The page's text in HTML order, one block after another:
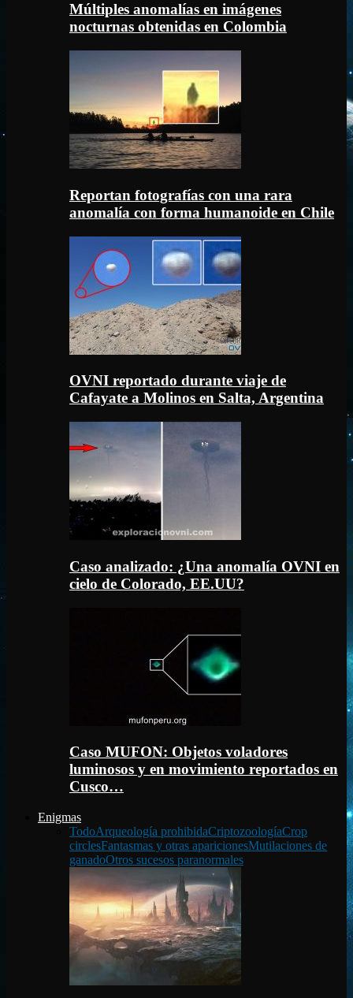
Múltiples anomalías en imágenes
nocturnas obtenidas en Colombia
Reportan fotografías con una rara
anomalía con forma humanoide en Chile
OVNI reportado durante viaje de
Cafayate a Molinos en Salta, Argentina
Caso analizado: ¿Una anomalía OVNI en
cielo de Colorado, EE.UU?
Caso MUFON: Objetos voladores
luminosos y en movimiento reportados en
Cusco…
Enigmas
TodoArqueología prohibidaCriptozoologíaCrop
circlesFantasmas y otras aparicionesMutilaciones de
ganadoOtros sucesos paranormales